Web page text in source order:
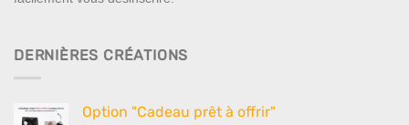
DERNIÈRES CRÉATIONS
Option "Cadeau prêt à offrir"